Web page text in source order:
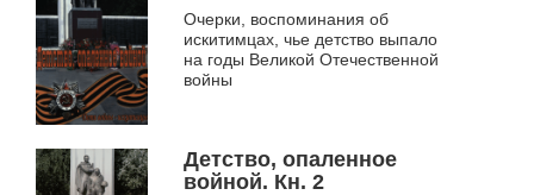
Очерки, воспоминания об
искитимцах, чье детство выпало
на годы Великой Отечественной
войны
Детство, опаленное
войной. Кн. 2